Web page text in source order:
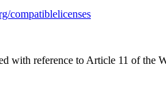
compatiblelicenses
with reference to Article 11 of the